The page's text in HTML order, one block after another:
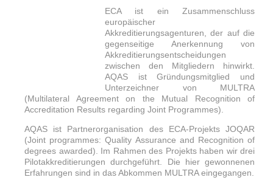
ECA ist ein Zusammenschluss
europäischer
Akkreditierungsagenturen, der auf die
gegenseitige Anerkennung von
Akkreditierungsentscheidungen
zwischen den Mitgliedern hinwirkt.
AQAS ist Gründungsmitglied und
Unterzeichner von MULTRA
(Multilateral Agreement on the Mutual Recognition of
Accreditation Results regarding Joint Programmes).
AQAS ist Partnerorganisation des ECA-Projekts JOQAR
(Joint programmes: Quality Assurance and Recognition of
degrees awarded). Im Rahmen des Projekts haben wir drei
Pilotakkreditierungen durchgeführt. Die hier gewonnenen
Erfahrungen sind in das Abkommen MULTRA eingegangen.